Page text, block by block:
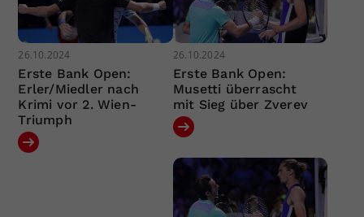
26.10.2024
Erste Bank Open:
Erler/Miedler nach
Krimi vor 2. Wien-
Triumph
26.10.2024
Erste Bank Open:
Musetti überrascht
mit Sieg über Zverev